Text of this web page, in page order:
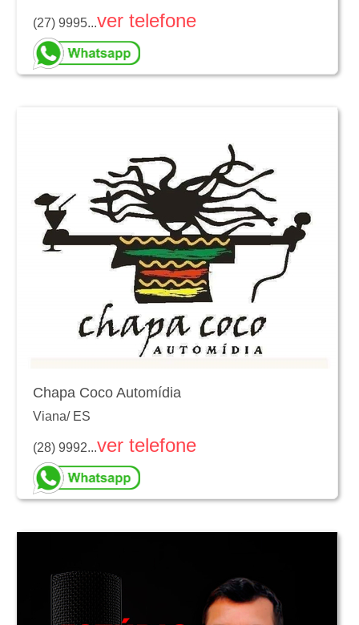
(27) 9995...ver telefone
Chapa Coco Automídia
Viana/ ES
(28) 9992...ver telefone